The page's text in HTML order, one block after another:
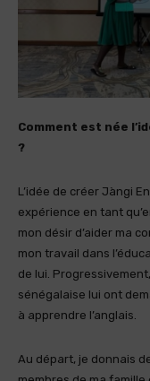
Comment est née
?
L’idée de créer Jàngi
expérience en tant
mon désir d’aider ma
mon travail dans
de lui.
sénégalaise lui ont
à apprendre l’anglais.
Au départ, je donnais